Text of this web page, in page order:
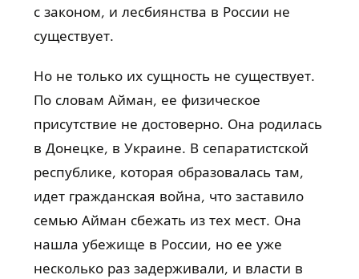
с законом, и лесбиянства в России не
существует.
Но не только их сущность не существует.
По словам Айман, ее физическое
присутствие не достоверно. Она родилась
в Донецке, в Украине. В сепаратистской
республике, которая образовалась там,
идет гражданская война, что заставило
семью Айман сбежать из тех мест. Она
нашла убежище в России, но ее уже
несколько раз задерживали, и власти в